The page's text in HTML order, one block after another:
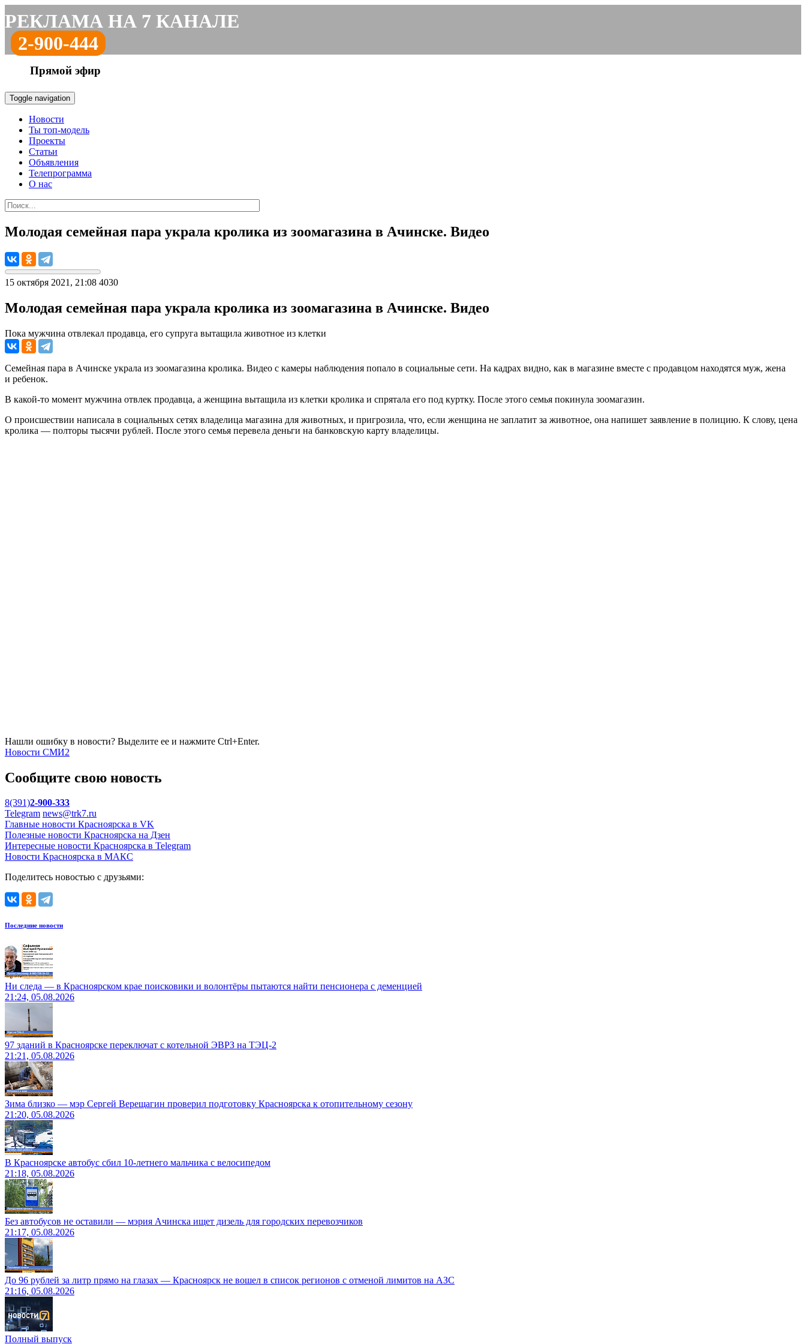
РЕКЛАМА НА 7 КАНАЛЕ
2-900-444
Прямой эфир
Toggle navigation
Новости
Ты топ-модель
Проекты
Статьи
Объявления
Телепрограмма
О нас
Молодая семейная пара украла кролика из зоомагазина в Ачинске. Видео
15 октября 2021, 21:08 4030
Молодая семейная пара украла кролика из зоомагазина в Ачинске. Видео
Пока мужчина отвлекал продавца, его супруга вытащила животное из клетки
Семейная пара в Ачинске украла из зоомагазина кролика. Видео с камеры наблюдения попало в социальные сети. На кадрах видно, как в магазине вместе с продавцом находятся муж, жена
и ребенок.
В какой-то момент мужчина отвлек продавца, а женщина вытащила из клетки кролика и спрятала его под куртку. После этого семья покинула зоомагазин.
О происшествии написала в социальных сетях владелица магазина для животных, и пригрозила, что, если женщина не заплатит за животное, она напишет заявление в полицию. К слову, цена
кролика — полторы тысячи рублей. После этого семья перевела деньги на банковскую карту владелицы.
Нашли ошибку в новости? Выделите ее и нажмите Ctrl+Enter.
Новости СМИ2
Сообщите свою новость
8(391)2-900-333
Telegram news@trk7.ru
Главные новости Красноярска в VK
Полезные новости Красноярска на Дзен
Интересные новости Красноярска в Telegram
Новости Красноярска в МАКС
Поделитесь новостью с друзьями:
Последние новости
Ни следа — в Красноярском крае поисковики и волонтёры пытаются найти пенсионера с деменцией
21:24, 05.08.2026
97 зданий в Красноярске переключат с котельной ЭВРЗ на ТЭЦ-2
21:21, 05.08.2026
Зима близко — мэр Сергей Верещагин проверил подготовку Красноярска к отопительному сезону
21:20, 05.08.2026
В Красноярске автобус сбил 10-летнего мальчика с велосипедом
21:18, 05.08.2026
Без автобусов не оставили — мэрия Ачинска ищет дизель для городских перевозчиков
21:17, 05.08.2026
До 96 рублей за литр прямо на глазах — Красноярск не вошел в список регионов с отменой лимитов на АЗС
21:16, 05.08.2026
Полный выпуск